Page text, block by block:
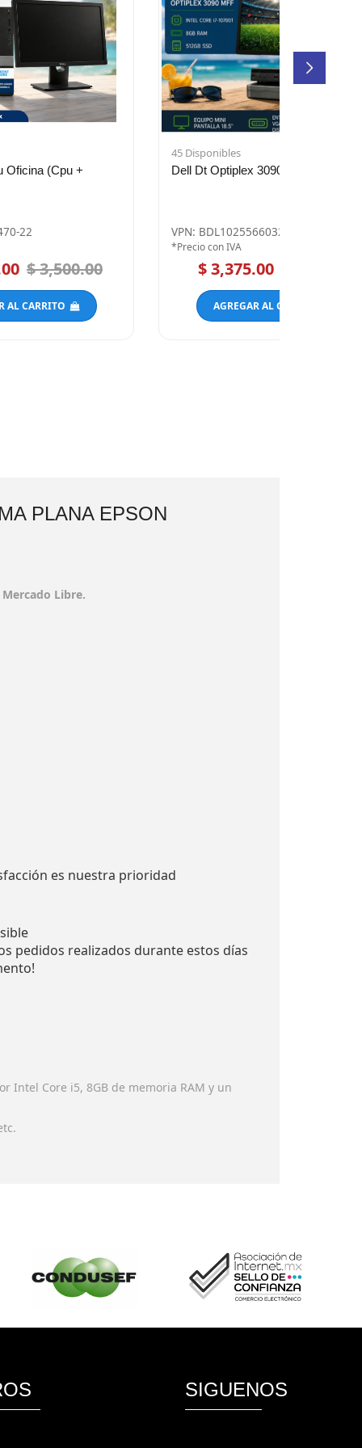
(Cpu +
3,500.00
45 Disponibles
Dell Dt Optiplex 3090 Mff
VPN: BDL1025566032476-01
*Precio con IVA
$ 3,375.00$ 4,500.00
AGREGAR AL CARRITO
PLANA EPSON
Libre.
es nuestra prioridad
pedidos realizados durante estos días
Intel Core i5, 8GB de memoria RAM y un
SIGUENOS